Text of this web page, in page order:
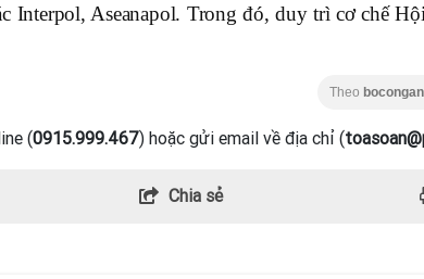
Interpol, Aseanapol. Trong đó, duy trì cơ chế
Theo
(0915.999.467) hoặc gửi email về địa chỉ (
Chia sẻ